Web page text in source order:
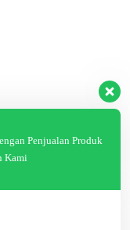
Penjualan Produk
Kami